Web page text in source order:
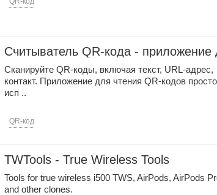
Считыватель QR-кода - приложение
Сканируйте QR-коды, включая текст, URL-адрес,
контакт. Приложение для чтения QR-кодов
исп ..
QR-код
TWTools - True Wireless Tools
Tools for true wireless i500 TWS, AirPods, AirPods
and other clones.